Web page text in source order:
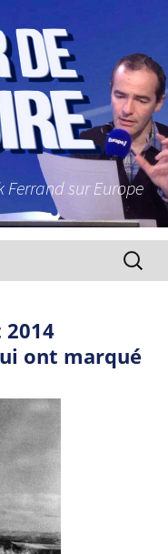
Ferrand sur Europe
ont marqué